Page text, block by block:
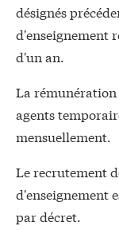
désignés
d'enseignement
d'un an.
La rémunération
agents
mensuellement.
Le recrutement
d'enseignement
par décret.